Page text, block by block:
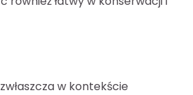
w kontekście